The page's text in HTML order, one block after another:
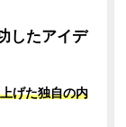
したアイデ
げた独自の内